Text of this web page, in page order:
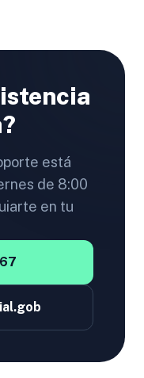
está
de 8:00
en tu